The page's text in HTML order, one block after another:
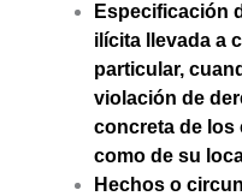
Especificación
ilícita llevada a
particular,
violación de
concreta de los
como de su
Hechos o